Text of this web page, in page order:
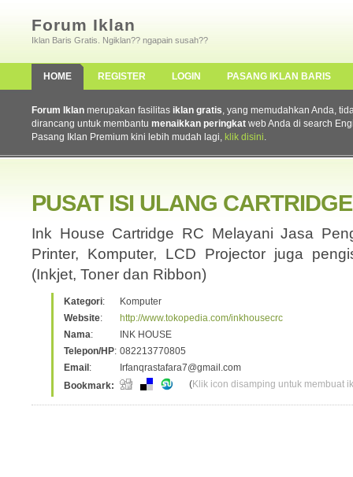
Forum Iklan
Iklan Baris Gratis. Ngiklan?? ngapain susah??
HOME REGISTER LOGIN PASANG IKLAN BARIS
Forum Iklan merupakan fasilitas iklan gratis, yang memudahkan Anda,
dirancang untuk membantu menaikkan peringkat web Anda di search
Pasang Iklan Premium kini lebih mudah lagi, klik disini.
PUSAT ISI ULANG
Ink House Cartridge RC Melayani Jasa
Printer, Komputer, LCD Projector juga
(Inkjet, Toner dan Ribbon)
Kategori:
Komputer
Website:
http://www.tokopedia.com/inkhousecrc
Nama:
INK HOUSE
Telepon/HP: 082213770805
Email :
Irfanqrastafara7@gmail.com
Bookmark:
(Klik icon disamping untuk membuat